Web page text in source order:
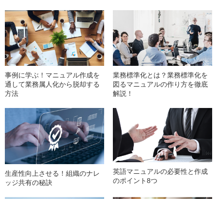
事例に学ぶ！マニュアル作成を
通して業務属人化から脱却する
方法
業務標準化とは？業務標準化を
図るマニュアルの作り方を徹底
解説！
生産性向上させる！組織のナレ
ッジ共有の秘訣
英語マニュアルの必要性と作成
のポイント8つ